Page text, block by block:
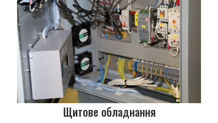
Щитове обладнання